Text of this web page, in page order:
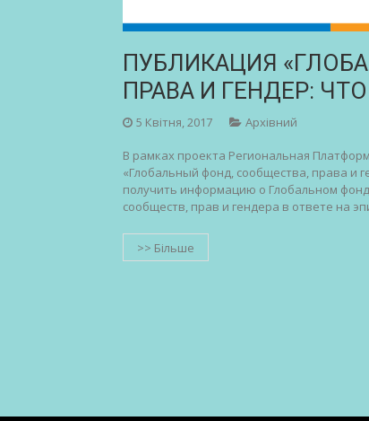
ПУБЛИКАЦИЯ
ПРАВА И ГЕНДЕР:
5 Квітня, 2017 Архівний
В рамках проекта Региональная
«Глобальный фонд, сообщества, права и
получить информацию о Глобальном
сообществ, прав и гендера в ответе на
>> Більше